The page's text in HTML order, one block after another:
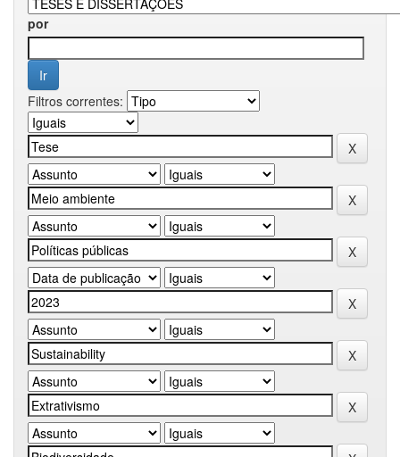
por
Filtros correntes: